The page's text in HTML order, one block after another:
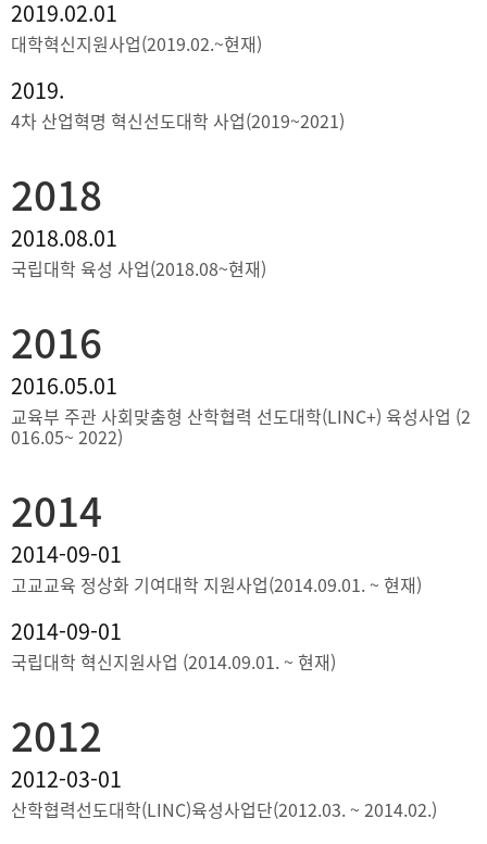
2019.02.01
대학혁신지원사업(2019.02.~현재)
2019.
4차 산업혁명 혁신선도대학 사업(2019~2021)
2018
2018.08.01
국립대학 육성 사업(2018.08~현재)
2016
2016.05.01
교육부 주관 사회맞춤형 산학협력 선도대학(LINC+) 육성사업 (2
016.05~ 2022)
2014
2014-09-01
고교교육 정상화 기여대학 지원사업(2014.09.01. ~ 현재)
2014-09-01
국립대학 혁신지원사업 (2014.09.01. ~ 현재)
2012
2012-03-01
산학협력선도대학(LINC)육성사업단(2012.03. ~ 2014.02.)